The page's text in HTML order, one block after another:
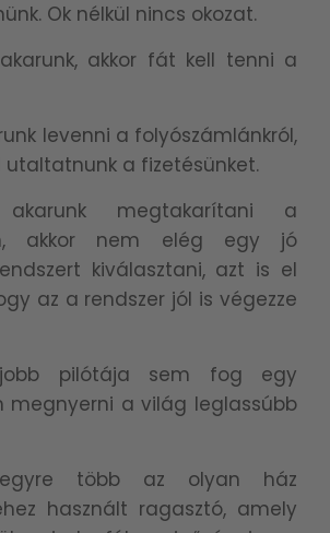
Ok nélkül nincs okozat.
akkor fát kell tenni a
levenni a folyószámlánkról,
utaltatnunk a fizetésünket.
megtakarítani a
akkor nem elég egy jó
kiválasztani, azt is el
az a rendszer jól is végezze
pilótája sem fog egy
megnyerni a világ leglassúbb
több az olyan ház
használt ragasztó, amely